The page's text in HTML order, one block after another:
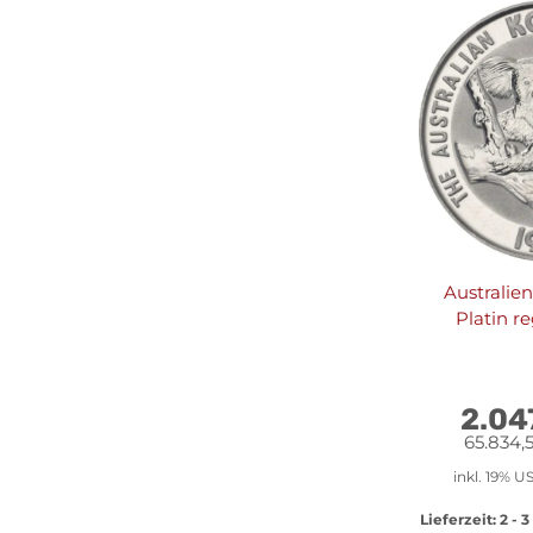
Australien
Platin
inkl. 19%
Lieferzeit: 2 -